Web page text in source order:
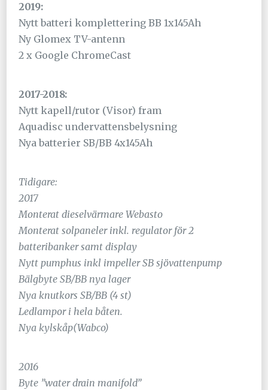
2019:
Nytt batteri komplettering BB 1x145Ah
Ny Glomex TV-antenn
2 x Google ChromeCast
2017-2018:
Nytt kapell/rutor (Visor) fram
Aquadisc undervattensbelysning
Nya batterier SB/BB 4x145Ah
Tidigare:
2017
Monterat dieselvärmare Webasto
Monterat solpaneler inkl. regulator för 2
batteribanker samt display
Nytt pumphus inkl impeller SB sjövattenpump
Bälgbyte SB/BB nya lager
Nya knutkors SB/BB (4 st)
Ledlampor i hela båten.
Nya kylskåp(Wabco)
2016
Byte ”water drain manifold”